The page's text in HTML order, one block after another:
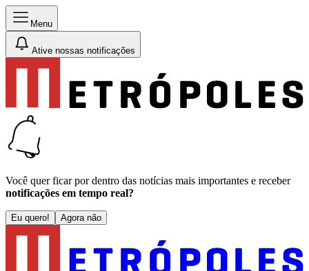
Menu
Ative nossas notificações
Você quer ficar por dentro das notícias mais importantes e receber
notificações em tempo real?
Eu quero! Agora não